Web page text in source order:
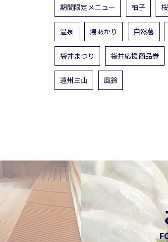
期間限定メニュー 柚子 桜
温泉 湯あかり 自然薯
袋井まつり 袋井応援商品券
遠州三山 風鈴